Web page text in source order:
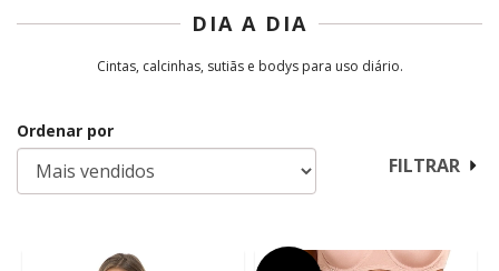
DIA A DIA
Cintas, calcinhas, sutiãs e bodys para uso diário.
Ordenar por
FILTRAR